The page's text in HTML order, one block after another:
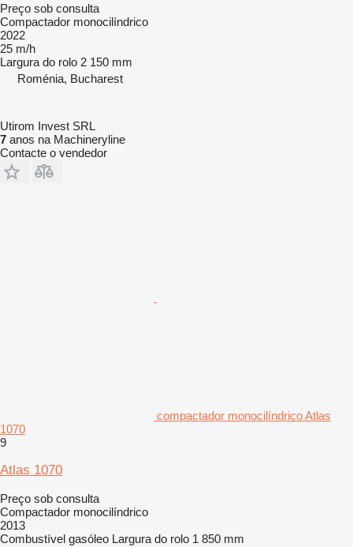
Preço sob consulta
Compactador monocilíndrico
2022
25 m/h
Largura do rolo 2 150 mm
Roménia, Bucharest
Utirom Invest SRL
7 anos na Machineryline
Contacte o vendedor
compactador monocilíndrico Atlas
1070
9
Atlas 1070
Preço sob consulta
Compactador monocilíndrico
2013
Combustível gasóleo Largura do rolo 1 850 mm